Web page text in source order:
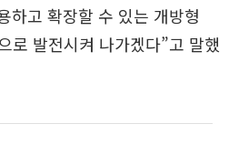
하고 확장할 수 있는 개방형
로 발전시켜 나가겠다”고 말했